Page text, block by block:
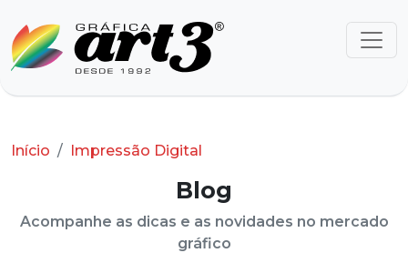
Início Impressão Digital
Blog
Acompanhe as dicas e as novidades no mercado
gráfico